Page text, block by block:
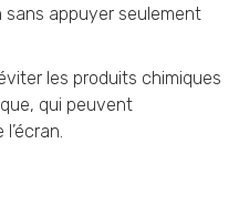
sans appuyer seulement
les produits chimiques
qui peuvent